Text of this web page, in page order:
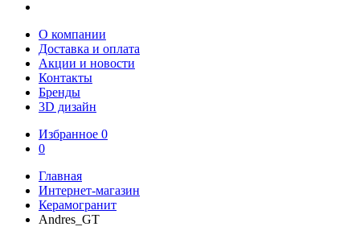
О компании
Доставка и оплата
Акции и новости
Контакты
Бренды
3D дизайн
Избранное 0
0
Главная
Интернет-магазин
Керамогранит
Andres_GT